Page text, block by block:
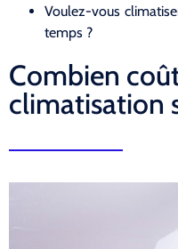
Voulez-vous
temps ?
Combien
climatisation